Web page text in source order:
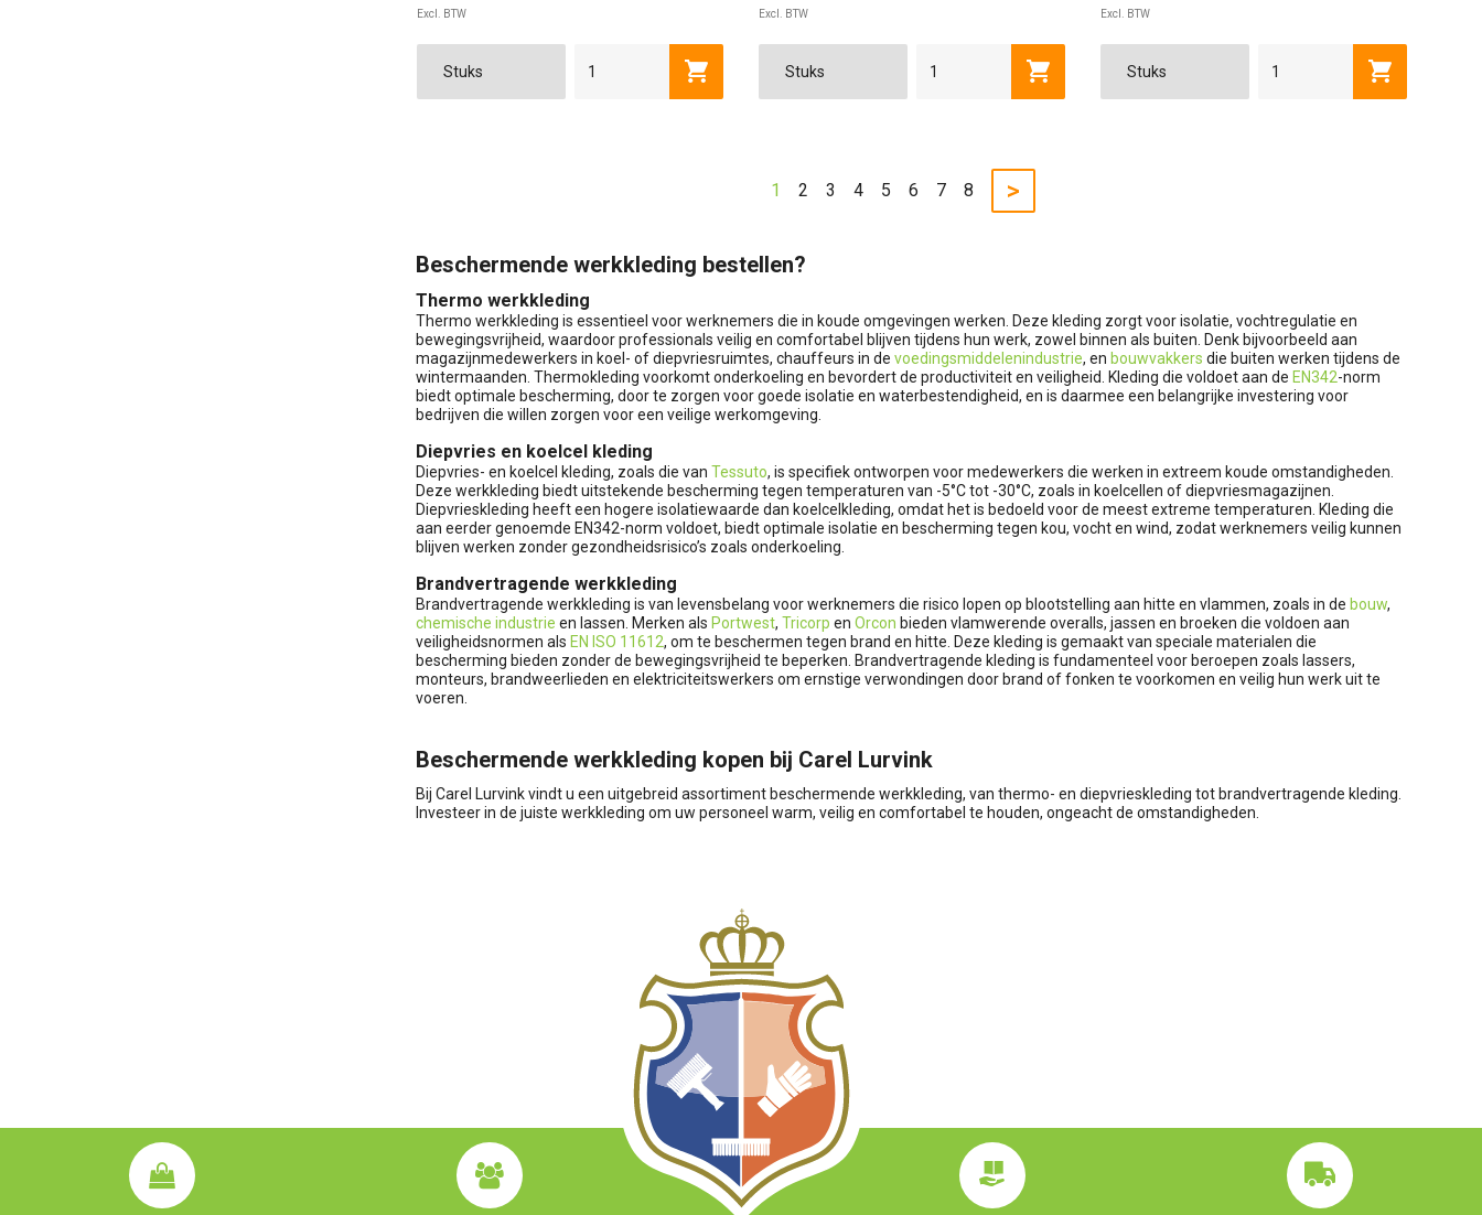
Excl. BTW
XS M XL 2XL 6XL 8XL
Toevoegen aan winkelwagen
Excl. BTW
S L 2XL 3XL
Toevoegen aan winkelwagen
Excl. BTW
XS M XL
Toevoegen
1 2 3 4 5 6 7 8 >
Beschermende werkkleding bestellen?
Thermo werkkleding
Thermo werkkleding is essentieel voor werknemers die in koude omgevingen werken. Deze kleding zorgt voor isolatie, vochtregulatie en
bewegingsvrijheid, waardoor professionals veilig en comfortabel blijven tijdens hun werk, zowel binnen als buiten. Denk bijvoorbeeld aan
magazijnmedewerkers in koel- of diepvriesruimtes, chauffeurs in de voedingsmiddelenindustrie, en bouwvakkers die buiten werken tijdens de
wintermaanden. Thermokleding voorkomt onderkoeling en bevordert de productiviteit en veiligheid. Kleding die voldoet aan de EN342-norm
biedt optimale bescherming, door te zorgen voor goede isolatie en waterbestendigheid, en is daarmee een belangrijke investering voor
bedrijven die willen zorgen voor een veilige werkomgeving.
Diepvries en koelcel kleding
Diepvries- en koelcel kleding, zoals die van Tessuto, is specifiek ontworpen voor medewerkers die werken in extreem koude omstandigheden.
Deze werkkleding biedt uitstekende bescherming tegen temperaturen van -5°C tot -30°C, zoals in koelcellen of diepvriesmagazijnen.
Diepvrieskleding heeft een hogere isolatiewaarde dan koelcelkleding, omdat het is bedoeld voor de meest extreme temperaturen. Kleding die
aan eerder genoemde EN342-norm voldoet, biedt optimale isolatie en bescherming tegen kou, vocht en wind, zodat werknemers veilig kunnen
blijven werken zonder gezondheidsrisico’s zoals onderkoeling.
Brandvertragende werkkleding
Brandvertragende werkkleding is van levensbelang voor werknemers die risico lopen op blootstelling aan hitte en vlammen, zoals in de bouw,
chemische industrie en lassen. Merken als Portwest, Tricorp en Orcon bieden vlamwerende overalls, jassen en broeken die voldoen aan
veiligheidsnormen als EN ISO 11612, om te beschermen tegen brand en hitte. Deze kleding is gemaakt van speciale materialen die
bescherming bieden zonder de bewegingsvrijheid te beperken. Brandvertragende kleding is fundamenteel voor beroepen zoals lassers,
monteurs, brandweerlieden en elektriciteitswerkers om ernstige verwondingen door brand of fonken te voorkomen en veilig hun werk uit te
voeren.
Beschermende werkkleding kopen bij Carel Lurvink
Bij Carel Lurvink vindt u een uitgebreid assortiment beschermende werkkleding, van thermo- en diepvrieskleding tot brandvertragende kleding.
Investeer in de juiste werkkleding om uw personeel warm, veilig en comfortabel te houden, ongeacht de omstandigheden.